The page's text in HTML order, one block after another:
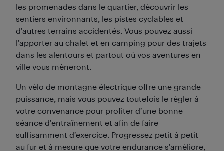
les promenades dans le quartier, découvrir les
sentiers environnants, les pistes cyclables et
d’autres terrains accidentés. Vous pouvez aussi
l’apporter au chalet et en camping pour des trajets
dans les alentours et partout où vos aventures en
ville vous mèneront.
Un vélo de montagne électrique offre une grande
puissance, mais vous pouvez toutefois le régler à
votre convenance pour profiter d’une bonne
séance d’entraînement et afin de faire
suffisamment d’exercice. Progressez petit à petit
au fur et à mesure que votre endurance s’améliore,